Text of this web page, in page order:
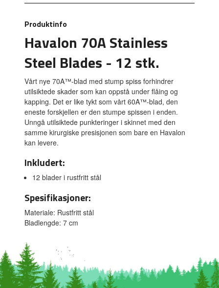
Produktinfo
Havalon 70A Stainless
Steel Blades - 12 stk.
Vårt nye 70A™-blad med stump spiss forhindrer
utilsiktede skader som kan oppstå under flåing og
kapping. Det er like tykt som vårt 60A™-blad, den
eneste forskjellen er den stumpe spissen i enden.
Unngå utilsiktede punkteringer i skinnet med den
samme kirurgiske presisjonen som bare en Havalon
kan levere.
Inkludert:
12 blader i rustfritt stål
Spesifikasjoner:
Materiale: Rustfritt stål
Bladlengde: 7 cm